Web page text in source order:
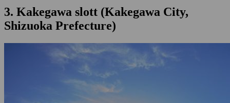
3. Kakegawa slott (Kakegawa City,
Shizuoka Prefecture)